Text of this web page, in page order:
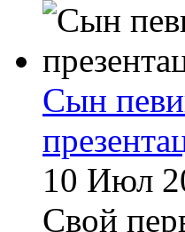
Сын
10 Июл
Свой